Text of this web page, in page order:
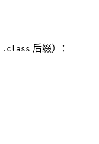
.class 后缀）：